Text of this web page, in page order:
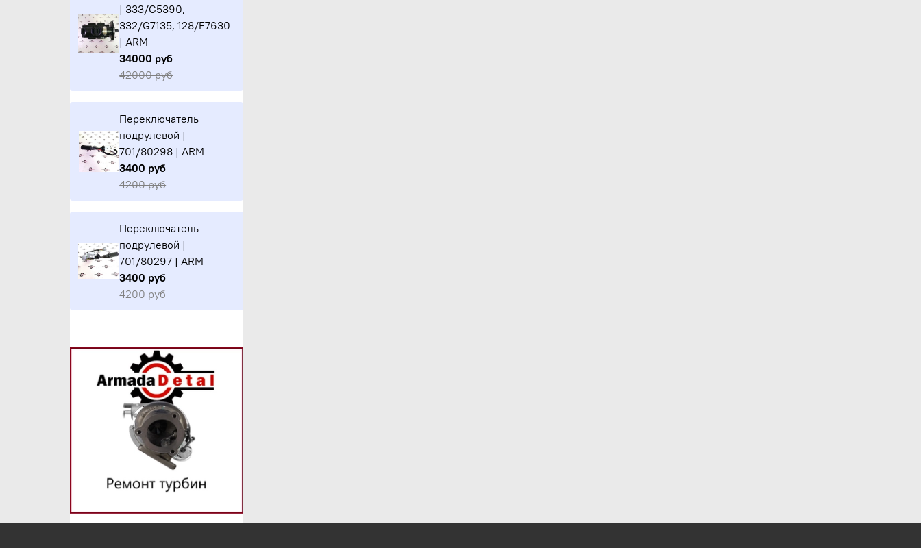
| 333/G5390,
332/G7135, 128/F7630
| ARM
34000 руб
42000 руб
Переключатель
подрулевой |
701/80298 | ARM
3400 руб
4200 руб
Переключатель
подрулевой |
701/80297 | ARM
3400 руб
4200 руб